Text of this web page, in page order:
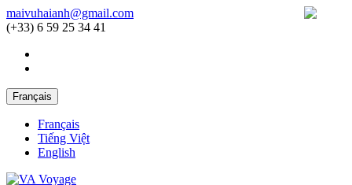
maivuhaianh@gmail.com
(+33) 6 59 25 34 41
Français
Français
Tiếng Việt
English